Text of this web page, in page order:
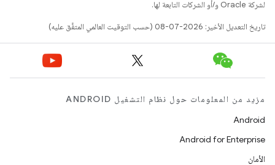
لشركة Oracle و/أو الشركات التابعة لها.
تاريخ التعديل الأخير: 2026-07-08 (حسب التوقيت العالمي المتفَّق عليه)
مزيد من المعلومات حول نظام التشغيل ANDROID
Android
Android for Enterprise
الأمان